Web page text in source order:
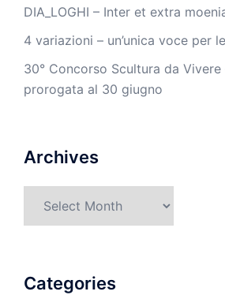
DIA_LOGHI – Inter et extra
4 variazioni – un’unica voce per
30° Concorso Scultura da Vivere
prorogata al 30 giugno
Archives
Categories